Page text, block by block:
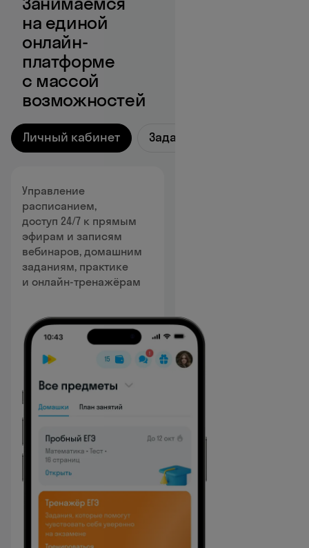
на единой
онлайн-
платформе
с массой
возможностей
Личный кабинет Задания
Управление
расписанием,
доступ 24/7 к прямым
эфирам и записям
вебинаров, домашним
заданиям, практике
и онлайн-тренажёрам